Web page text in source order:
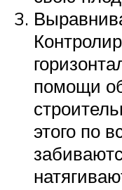
помощи
этого по